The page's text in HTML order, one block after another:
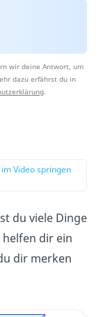
wir deine Antwort, um
dazu erfährst du in
.
im Video springen
du viele Dinge
dir ein
dir merken